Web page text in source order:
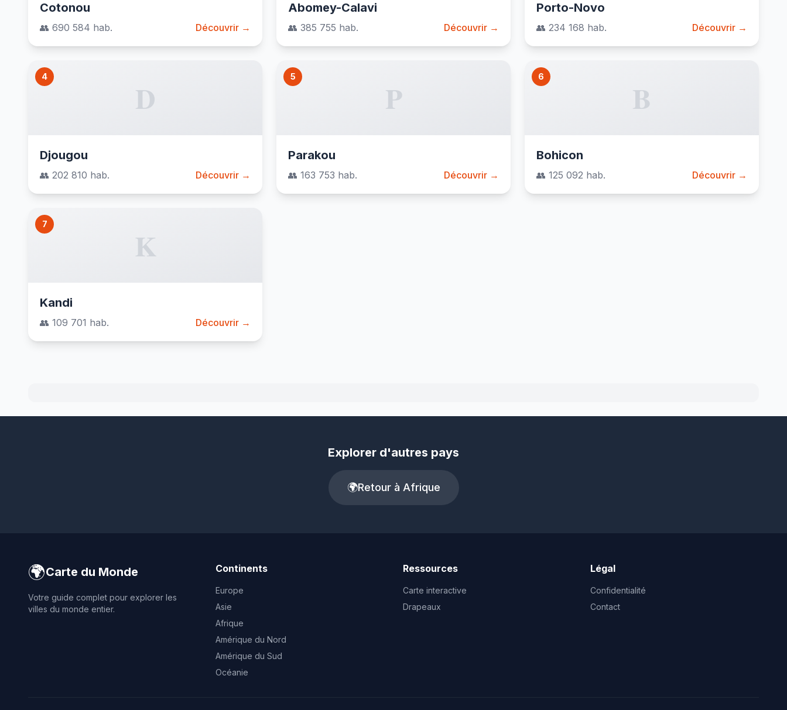
Cotonou
👥 690 584 hab. Découvrir →
Abomey-Calavi
👥 385 755 hab. Découvrir →
Porto-Novo
👥 234 168 hab. Découvrir →
4
D
Djougou
👥 202 810 hab. Découvrir →
5
P
Parakou
👥 163 753 hab. Découvrir →
6
B
Bohicon
👥 125 092 hab. Découvrir →
7
K
Kandi
👥 109 701 hab. Découvrir →
Explorer d'autres pays
🌍Retour à Afrique
🌍Carte du Monde
Votre guide complet pour explorer les
villes du monde entier.
Continents
Europe
Asie
Afrique
Amérique du Nord
Amérique du Sud
Océanie
Ressources
Carte interactive
Drapeaux
Légal
Confidentialité
Contact